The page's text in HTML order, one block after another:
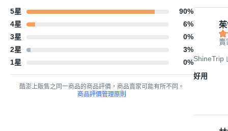
5星 90%
4星
6%
3星
0%
2星
3%
1星
0%
酷澎上販售之同一商品的商品評價，商品賣家可能有所不同。
商品評價管理原則
賣
ShineTrip
好用